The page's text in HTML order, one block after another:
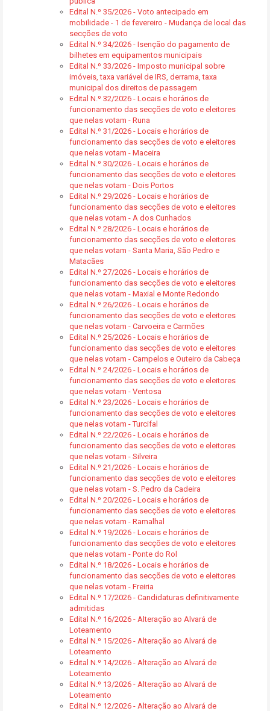
Edital N.º 35/2026 - Voto antecipado em
mobilidade - 1 de fevereiro - Mudança de local das
secções de voto
Edital N.º 34/2026 - Isenção do pagamento de
bilhetes em equipamentos municipais
Edital N.º 33/2026 - Imposto municipal sobre
imóveis, taxa variável de IRS, derrama, taxa
municipal dos direitos de passagem
Edital N.º 32/2026 - Locais e horários de
funcionamento das secções de voto e eleitores
que nelas votam - Runa
Edital N.º 31/2026 - Locais e horários de
funcionamento das secções de voto e eleitores
que nelas votam - Maceira
Edital N.º 30/2026 - Locais e horários de
funcionamento das secções de voto e eleitores
que nelas votam - Dois Portos
Edital N.º 29/2026 - Locais e horários de
funcionamento das secções de voto e eleitores
que nelas votam - A dos Cunhados
Edital N.º 28/2026 - Locais e horários de
funcionamento das secções de voto e eleitores
que nelas votam - Santa Maria, São Pedro e
Matacães
Edital N.º 27/2026 - Locais e horários de
funcionamento das secções de voto e eleitores
que nelas votam - Maxial e Monte Redondo
Edital N.º 26/2026 - Locais e horários de
funcionamento das secções de voto e eleitores
que nelas votam - Carvoeira e Carmões
Edital N.º 25/2026 - Locais e horários de
funcionamento das secções de voto e eleitores
que nelas votam - Campelos e Outeiro da Cabeça
Edital N.º 24/2026 - Locais e horários de
funcionamento das secções de voto e eleitores
que nelas votam - Ventosa
Edital N.º 23/2026 - Locais e horários de
funcionamento das secções de voto e eleitores
que nelas votam - Turcifal
Edital N.º 22/2026 - Locais e horários de
funcionamento das secções de voto e eleitores
que nelas votam - Silveira
Edital N.º 21/2026 - Locais e horários de
funcionamento das secções de voto e eleitores
que nelas votam - S. Pedro da Cadeira
Edital N.º 20/2026 - Locais e horários de
funcionamento das secções de voto e eleitores
que nelas votam - Ramalhal
Edital N.º 19/2026 - Locais e horários de
funcionamento das secções de voto e eleitores
que nelas votam - Ponte do Rol
Edital N.º 18/2026 - Locais e horários de
funcionamento das secções de voto e eleitores
que nelas votam - Freiria
Edital N.º 17/2026 - Candidaturas definitivamente
admitidas
Edital N.º 16/2026 - Alteração ao Alvará de
Loteamento
Edital N.º 15/2026 - Alteração ao Alvará de
Loteamento
Edital N.º 14/2026 - Alteração ao Alvará de
Loteamento
Edital N.º 13/2026 - Alteração ao Alvará de
Loteamento
Edital N.º 12/2026 - Alteração ao Alvará de